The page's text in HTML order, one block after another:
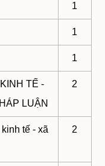
1
1
1
TẾ -
LUẬN
2
tế - xã
2